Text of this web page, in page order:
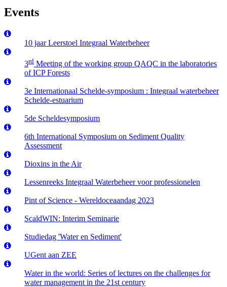
Events
10 jaar Leerstoel Integraal Waterbeheer
3rd Meeting of the working group QAQC in the laboratories
of ICP Forests
3e Internationaal Schelde-symposium : Integraal waterbeheer
Schelde-estuarium
5de Scheldesymposium
6th International Symposium on Sediment Quality
Assessment
Dioxins in the Air
Lessenreeks Integraal Waterbeheer voor professionelen
Pint of Science - Wereldoceaandag 2023
ScaldWIN: Interim Seminarie
Studiedag 'Water en Sediment'
UGent aan ZEE
Water in the world: Series of lectures on the challenges for
water management in the 21st century